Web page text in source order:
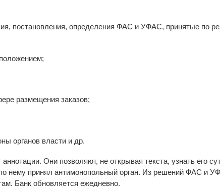
постановления, определения ФАС и УФАС, принятые по
размещения заказов;
органов власти и др.
Они позволяют, не открывая текста, узнать его
нему принял антимонопольный орган. Из решений ФАС и
Банк обновляется ежедневно.